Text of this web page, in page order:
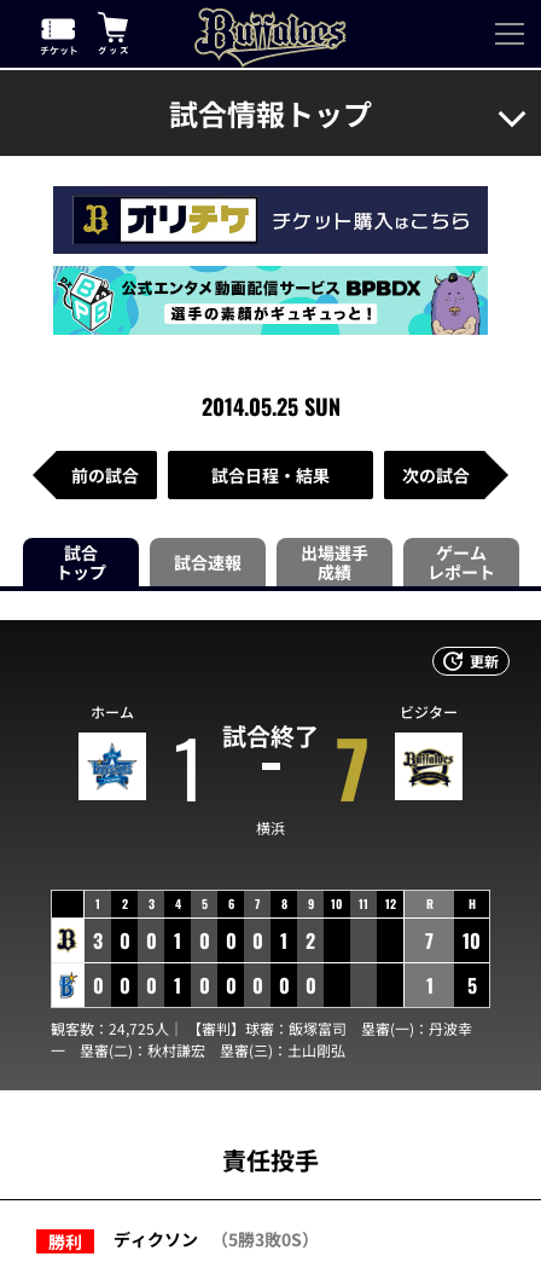
試合情報トップ
2014.05.25 SUN
前の試合 試合日程・結果 次の試合
試合
トップ
試合速報
出場選手
成績
ゲーム
レポート
更新
試合終了
ホーム 1 7 ビジター
横浜
1 2 3 4 5 6 7 8 9 10 11 12
3 0 0 1 0 0 0 1
2
0 0 0 1 0 0 0 0 0
R H
7
10
1
5
観客数：24,725人｜ 【審判】球審： 飯塚富司 塁審(一)： 丹波幸
一 塁審(二)： 秋村謙宏 塁審(三)： 土山剛弘
責任投手
勝利 ディクソン
（5勝3敗0S）